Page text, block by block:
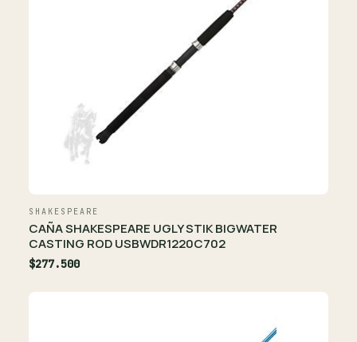
SHAKESPEARE
CAÑA SHAKESPEARE UGLY STIK BIGWATER
CASTING ROD USBWDR1220C702
$277.500